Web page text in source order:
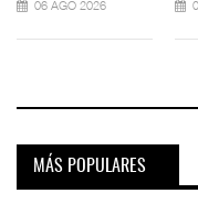
06 AGO 2026
MÁS POPULARES